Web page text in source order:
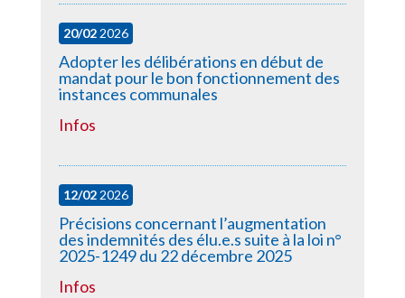
20/022026
Adopter les délibérations en début de
mandat pour le bon fonctionnement des
instances communales
Infos
12/022026
Précisions concernant l’augmentation
des indemnités des élu.e.s suite à la loi n°
2025-1249 du 22 décembre 2025
Infos